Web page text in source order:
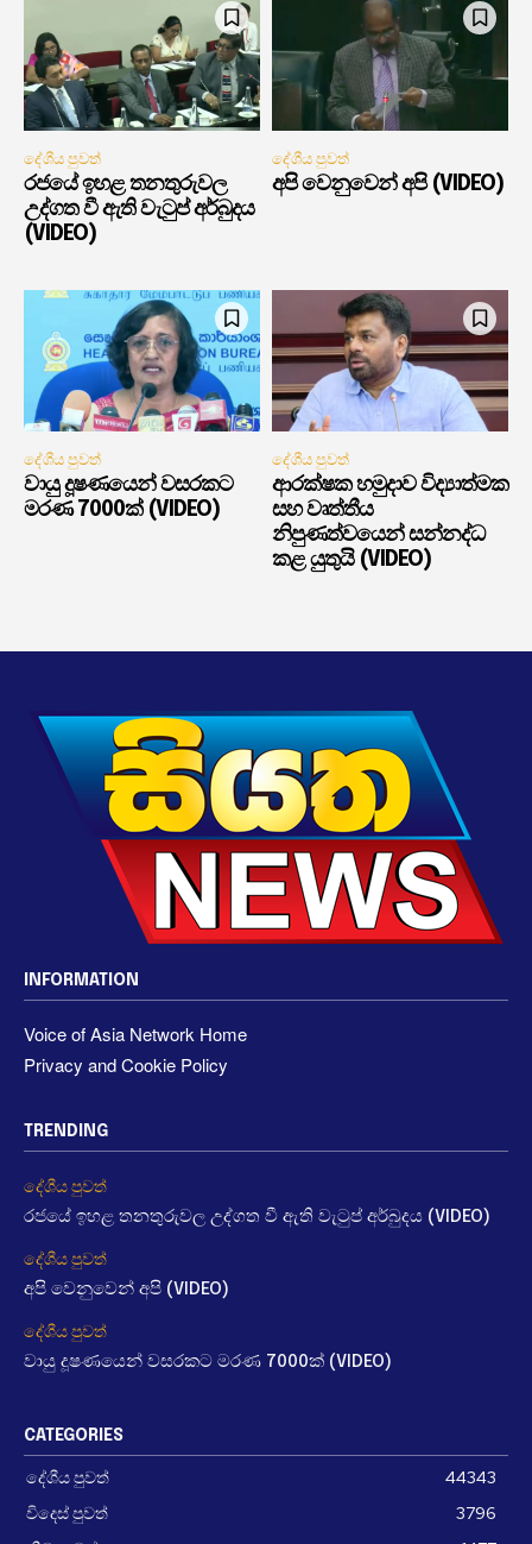
දේශීය පුවත්
රජයේ ඉහළ තනතුරුවල
උද්ගත වී ඇති වැටුප් අර්බුදය
(VIDEO)
දේශීය පුවත්
අපි වෙනුවෙන් අපි (VIDEO)
දේශීය පුවත්
වායු දූෂණයෙන් වසරකට
මරණ 7000ක් (VIDEO)
දේශීය පුවත්
ආරක්ෂක හමුදාව විද්‍යාත්මක
සහ වෘත්තීය
නිපුණත්වයෙන් සන්නද්ධ
කළ යුතුයි (VIDEO)
INFORMATION
Voice of Asia Network Home
Privacy and Cookie Policy
TRENDING
දේශීය පුවත්
රජයේ ඉහළ තනතුරුවල උද්ගත වී ඇති වැටුප් අර්බුදය (VIDEO)
දේශීය පුවත්
අපි වෙනුවෙන් අපි (VIDEO)
දේශීය පුවත්
වායු දූෂණයෙන් වසරකට මරණ 7000ක් (VIDEO)
CATEGORIES
දේශීය පුවත්
44343
විදෙස් පුවත්
3796